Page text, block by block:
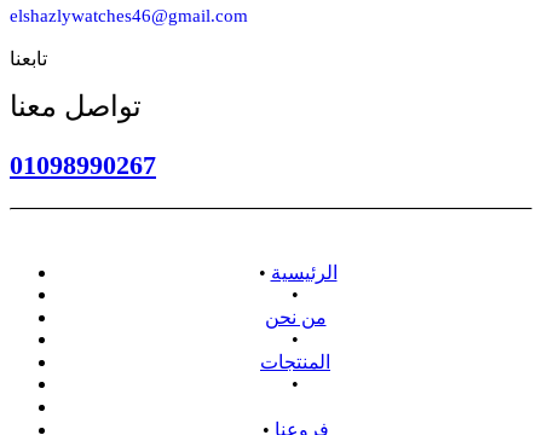
elshazlywatches46@gmail.com
تابعنا
تواصل معنا
01098990267
• الرئيسية
•
من نحن
•
المنتجات
•
• فروعنا